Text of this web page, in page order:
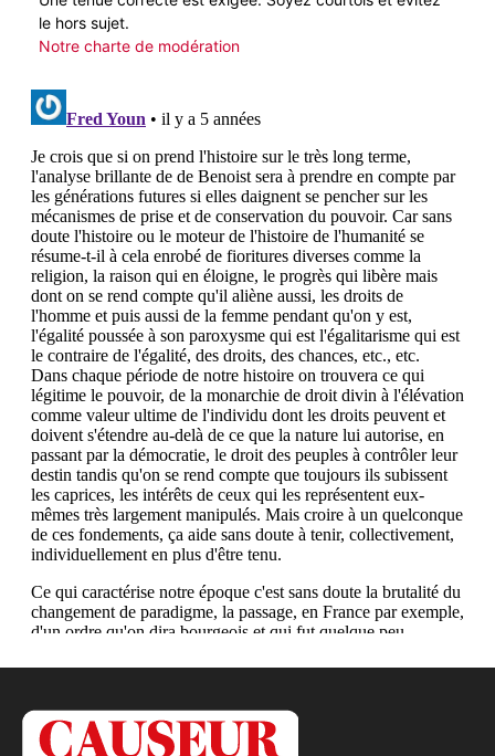
le hors sujet.
Notre charte de modération